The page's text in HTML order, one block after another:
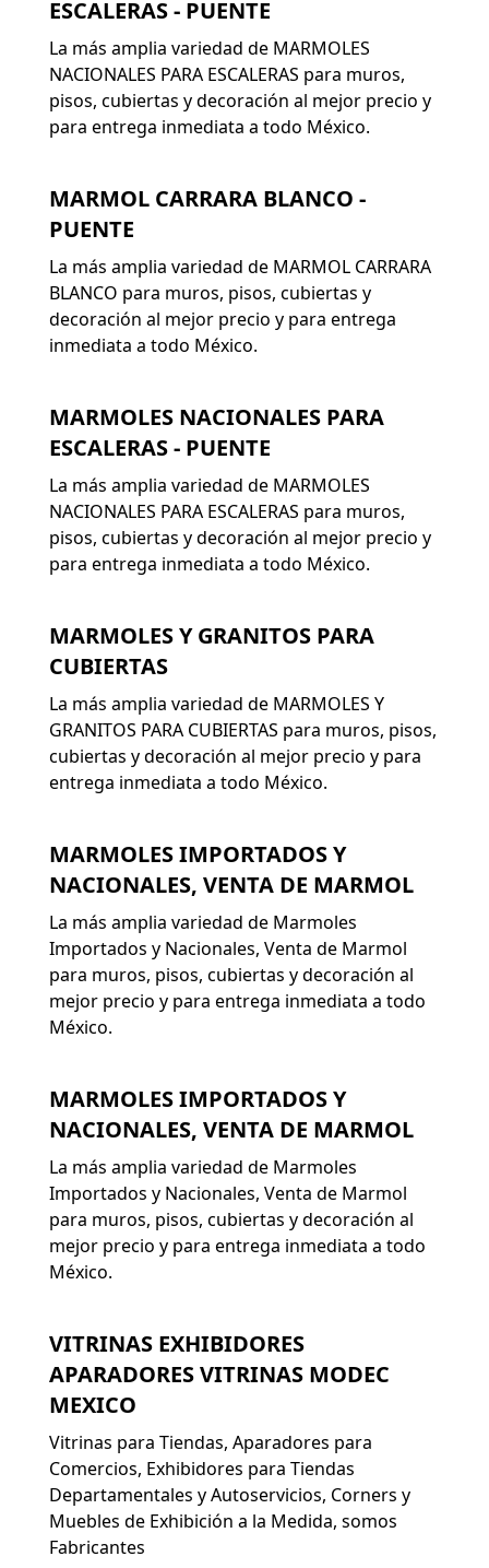
ESCALERAS - PUENTE
La más amplia variedad de MARMOLES
NACIONALES PARA ESCALERAS para muros,
pisos, cubiertas y decoración al mejor precio y
para entrega inmediata a todo México.
MARMOL CARRARA BLANCO -
PUENTE
La más amplia variedad de MARMOL CARRARA
BLANCO para muros, pisos, cubiertas y
decoración al mejor precio y para entrega
inmediata a todo México.
MARMOLES NACIONALES PARA
ESCALERAS - PUENTE
La más amplia variedad de MARMOLES
NACIONALES PARA ESCALERAS para muros,
pisos, cubiertas y decoración al mejor precio y
para entrega inmediata a todo México.
MARMOLES Y GRANITOS PARA
CUBIERTAS
La más amplia variedad de MARMOLES Y
GRANITOS PARA CUBIERTAS para muros, pisos,
cubiertas y decoración al mejor precio y para
entrega inmediata a todo México.
MARMOLES IMPORTADOS Y
NACIONALES, VENTA DE MARMOL
La más amplia variedad de Marmoles
Importados y Nacionales, Venta de Marmol
para muros, pisos, cubiertas y decoración al
mejor precio y para entrega inmediata a todo
México.
MARMOLES IMPORTADOS Y
NACIONALES, VENTA DE MARMOL
La más amplia variedad de Marmoles
Importados y Nacionales, Venta de Marmol
para muros, pisos, cubiertas y decoración al
mejor precio y para entrega inmediata a todo
México.
VITRINAS EXHIBIDORES
APARADORES VITRINAS MODEC
MEXICO
Vitrinas para Tiendas, Aparadores para
Comercios, Exhibidores para Tiendas
Departamentales y Autoservicios, Corners y
Muebles de Exhibición a la Medida, somos
Fabricantes